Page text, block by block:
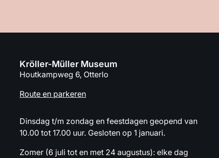
Kröller-Müller Museum
Houtkampweg 6, Otterlo
Route en parkeren
Dinsdag t/m zondag en feestdagen geopend van
10.00 tot 17.00 uur. Gesloten op 1 januari.
Zomer (6 juli tot en met 24 augustus): elke dag